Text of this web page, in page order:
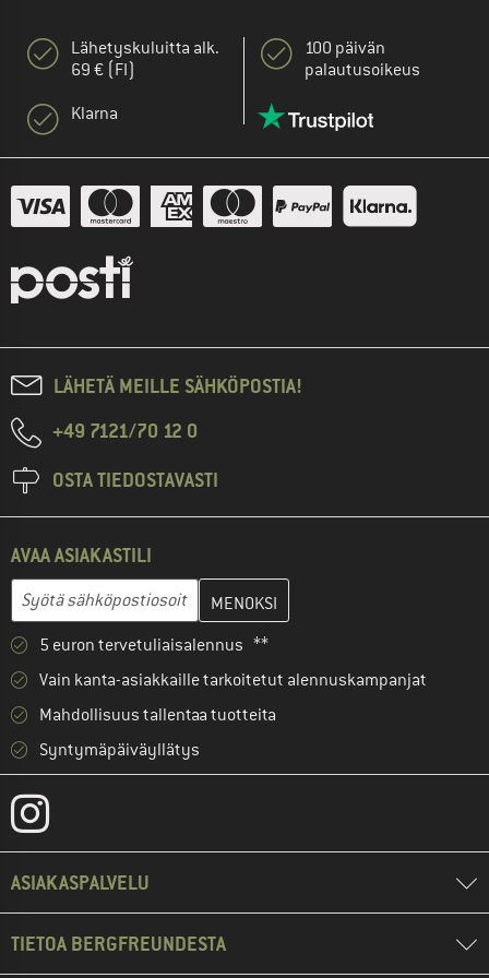
Lähetyskuluitta alk.
69 € (FI)
Klarna
100 päivän
palautusoikeus
LÄHETÄ MEILLE SÄHKÖPOSTIA!
+49 7121/70 12 0
OSTA TIEDOSTAVASTI
AVAA ASIAKASTILI
Sähköpostiosoite
Anna sähköpostiosoitteesi ja luo seuraavassa vaiheessa
5 euron tervetuliaisalennus **
Vain kanta-asiakkaille tarkoitetut alennuskampanjat
Mahdollisuus tallentaa tuotteita
Syntymäpäiväyllätys
ASIAKASPALVELU
TIETOA BERGFREUNDESTA